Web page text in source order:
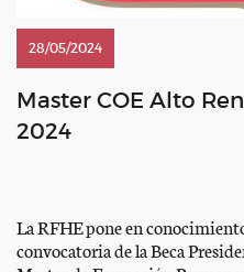
28/05/2024
Master COE Alto
2024
La RFHE pone en
convocatoria de la Beca